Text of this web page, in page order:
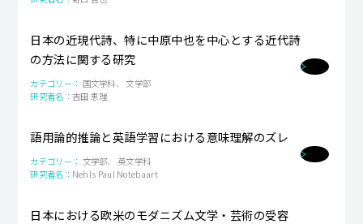
日本の近現代詩、特に中原中也を中心とする近代詩
の方法に関する研究
国文学科、 文学部
吉田 恵理
語用論的推論と英語学習における意味理解のズレ
文学部、 英文学科
Nehls Paul Notebaart
日本における欧米のモダニズム文学・芸術の受容